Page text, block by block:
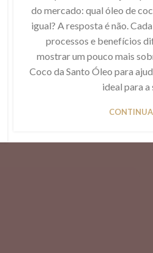
do mercado: qual óleo de
igual? A resposta é não.
processos e benefícios
mostrar um pouco mais
Coco da Santo Óleo para
ideal para a